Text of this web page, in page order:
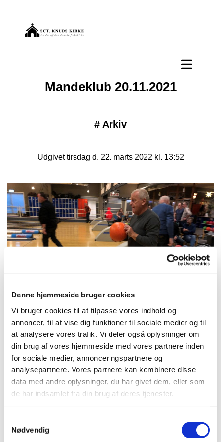
Denne hjemmeside bruger cookies
Vi bruger cookies til at tilpasse vores indhold og
annoncer, til at vise dig funktioner til sociale medier og til
at analysere vores trafik. Vi deler også oplysninger om
din brug af vores hjemmeside med vores partnere inden
for sociale medier, annonceringspartnere og
analysepartnere. Vores partnere kan kombinere disse
data med andre oplysninger, du har givet dem, eller som
de har indsamlet fra din brug af deres tjenester.
Nødvendig
​Mandeklub 20.11.2021
# Arkiv
Udgivet tirsdag d. 22. marts 2022 kl. 13:52
​Mandeklub 20.11.2021
Mandeklub 20.11.2021
- 16 mænd til Bowling og senere spisning i
Sognegården
Se billeder